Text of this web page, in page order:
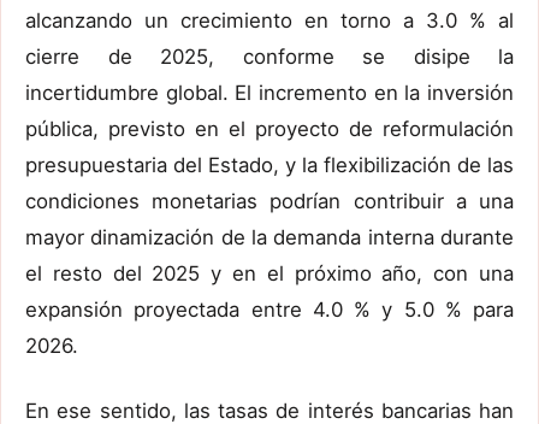
alcanzando un crecimiento en torno a 3.0 % al
cierre de 2025, conforme se disipe la
incertidumbre global. El incremento en la inversión
pública, previsto en el proyecto de reformulación
presupuestaria del Estado, y la flexibilización de las
condiciones monetarias podrían contribuir a una
mayor dinamización de la demanda interna durante
el resto del 2025 y en el próximo año, con una
expansión proyectada entre 4.0 % y 5.0 % para
2026.
En ese sentido, las tasas de interés bancarias han